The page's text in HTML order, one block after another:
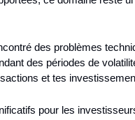
des problèmes
des périodes de
et tes
pour les